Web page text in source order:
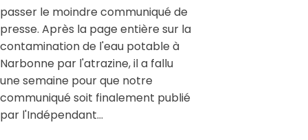
passer le moindre communiqué de
presse. Après la page entière sur la
contamination de l'eau potable à
Narbonne par l'atrazine, il a fallu
une semaine pour que notre
communiqué soit finalement publié
par l'Indépendant…